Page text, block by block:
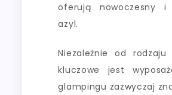
oferują nowoczesny i
azyl.
Niezależnie od rodzaju
kluczowe jest
glampingu zazwyczaj